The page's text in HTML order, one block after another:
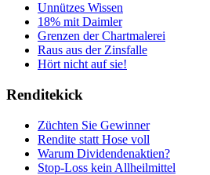
Unnützes Wissen
18% mit Daimler
Grenzen der Chartmalerei
Raus aus der Zinsfalle
Hört nicht auf sie!
Renditekick
Züchten Sie Gewinner
Rendite statt Hose voll
Warum Dividendenaktien?
Stop-Loss kein Allheilmittel